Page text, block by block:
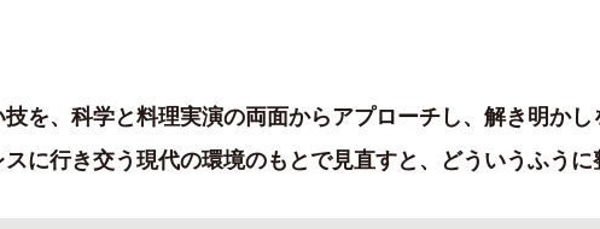
技を、科学と料理実演の両面からアプローチし、解き明か
に行き交う現代の環境のもとで見直すと、どういうふうに